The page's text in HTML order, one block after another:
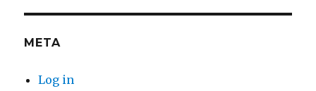
META
Log in